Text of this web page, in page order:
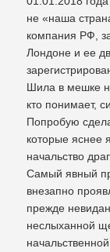
не «наша
компания РФ,
Лондоне и ее
Шила в мешке
кто понимает,
Попробую
которые яснее
начальство
Самый явный
внезапно
прежде
неслыханной